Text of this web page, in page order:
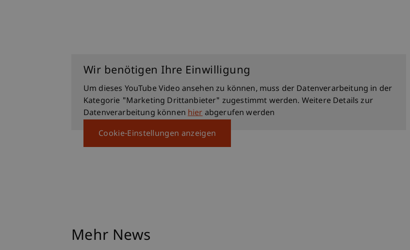
Wir benötigen Ihre Einwilligung
Um dieses YouTube Video ansehen zu können, muss der Datenverarbeitung in der
Kategorie "Marketing Drittanbieter" zugestimmt werden. Weitere Details zur
Datenverarbeitung könnenhierabgerufen werden
Cookie-Einstellungen anzeigen
Mehr News